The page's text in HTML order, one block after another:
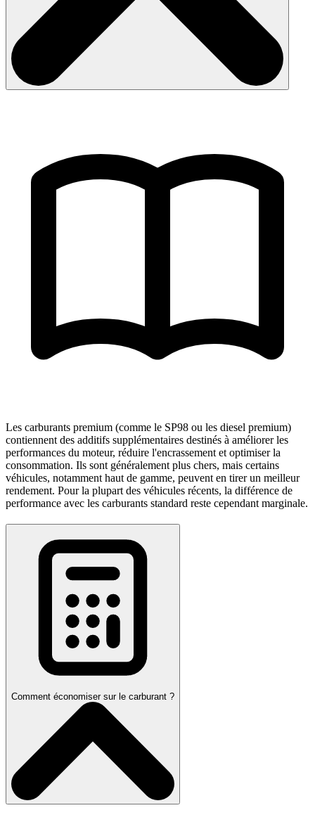
Les carburants premium (comme le SP98 ou les diesel premium)
contiennent des additifs supplémentaires destinés à améliorer les
performances du moteur, réduire l'encrassement et optimiser la
consommation. Ils sont généralement plus chers, mais certains
véhicules, notamment haut de gamme, peuvent en tirer un meilleur
rendement. Pour la plupart des véhicules récents, la différence de
performance avec les carburants standard reste cependant marginale.
Comment économiser sur le carburant ?